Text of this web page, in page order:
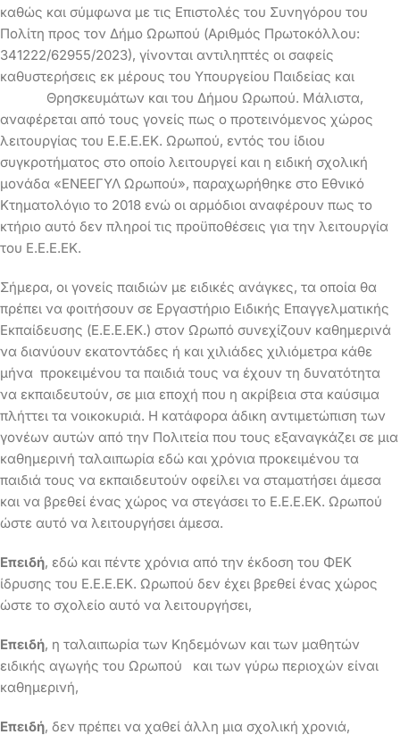
καθώς και σύμφωνα με τις Επιστολές του Συνηγόρου του
Πολίτη προς τον Δήμο Ωρωπού (Αριθμός Πρωτοκόλλου:
341222/62955/2023), γίνονται αντιληπτές οι σαφείς
καθυστερήσεις εκ μέρους του Υπουργείου Παιδείας και
Θρησκευμάτων και του Δήμου Ωρωπού. Μάλιστα,
αναφέρεται από τους γονείς πως ο προτεινόμενος χώρος
λειτουργίας του Ε.Ε.Ε.ΕΚ. Ωρωπού, εντός του ίδιου
συγκροτήματος στο οποίο λειτουργεί και η ειδική σχολική
μονάδα «ΕΝΕΕΓΥΛ Ωρωπού», παραχωρήθηκε στο Εθνικό
Κτηματολόγιο το 2018 ενώ οι αρμόδιοι αναφέρουν πως το
κτήριο αυτό δεν πληροί τις προϋποθέσεις για την λειτουργία
του Ε.Ε.Ε.ΕΚ.
Σήμερα, οι γονείς παιδιών με ειδικές ανάγκες, τα οποία θα
πρέπει να φοιτήσουν σε Εργαστήριο Ειδικής Επαγγελματικής
Εκπαίδευσης (Ε.Ε.Ε.ΕΚ.) στον Ωρωπό συνεχίζουν καθημερινά
να διανύουν εκατοντάδες ή και χιλιάδες χιλιόμετρα κάθε
μήνα προκειμένου τα παιδιά τους να έχουν τη δυνατότητα
να εκπαιδευτούν, σε μια εποχή που η ακρίβεια στα καύσιμα
πλήττει τα νοικοκυριά. Η κατάφορα άδικη αντιμετώπιση των
γονέων αυτών από την Πολιτεία που τους εξαναγκάζει σε μια
καθημερινή ταλαιπωρία εδώ και χρόνια προκειμένου τα
παιδιά τους να εκπαιδευτούν οφείλει να σταματήσει άμεσα
και να βρεθεί ένας χώρος να στεγάσει το Ε.Ε.Ε.ΕΚ. Ωρωπού
ώστε αυτό να λειτουργήσει άμεσα.
Επειδή, εδώ και πέντε χρόνια από την έκδοση του ΦΕΚ
ίδρυσης του Ε.Ε.Ε.ΕΚ. Ωρωπού δεν έχει βρεθεί ένας χώρος
ώστε το σχολείο αυτό να λειτουργήσει,
Επειδή, η ταλαιπωρία των Κηδεμόνων και των μαθητών
ειδικής αγωγής του Ωρωπού και των γύρω περιοχών είναι
καθημερινή,
Επειδή, δεν πρέπει να χαθεί άλλη μια σχολική χρονιά,